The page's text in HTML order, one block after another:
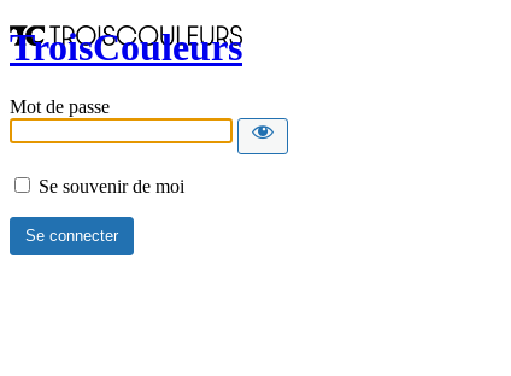
TroisCouleurs
Mot de passe
Se souvenir de moi